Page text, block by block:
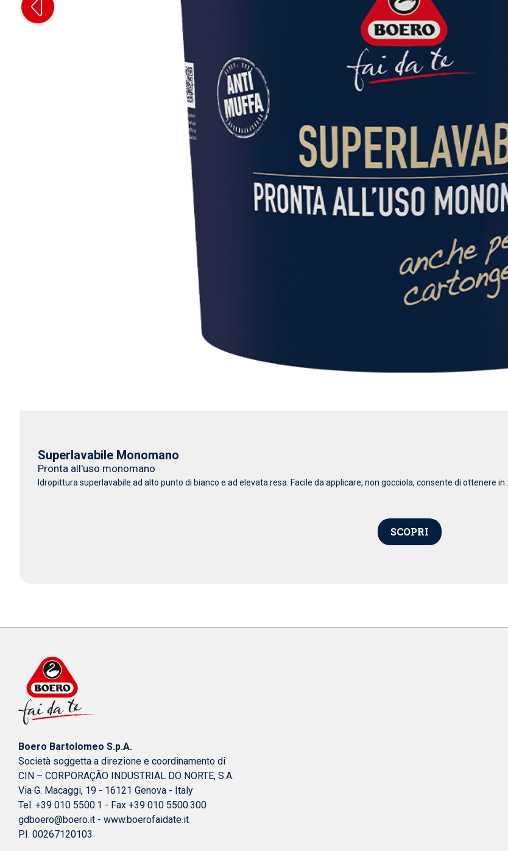
Superlavabile Monomano
Pronta all'uso monomano
Idropittura superlavabile ad alto punto di bianco e ad elevata resa. Facile da applicare, non gocciola, consente di ottenere in ...
SCOPRI
Boero Bartolomeo S.p.A.
Società soggetta a direzione e coordinamento di
CIN – CORPORAÇÃO INDUSTRIAL DO NORTE, S.A.
Via G. Macaggi, 19 - 16121 Genova - Italy
Tel. +39 010 5500.1 - Fax +39 010 5500.300
gdboero@boero.it - www.boerofaidate.it
P.I. 00267120103